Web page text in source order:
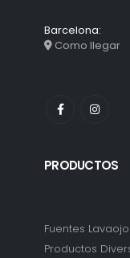
Barcelona:
Como llegar
PRODUCTOS
Fuentes
Productos